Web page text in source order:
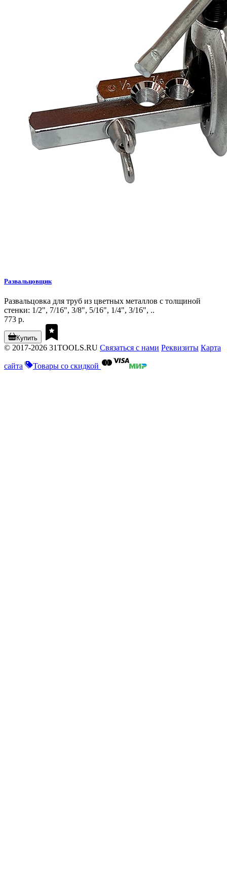
Развальцовщик
Развальцовка для труб из цветных металлов с толщиной
стенки: 1/2", 7/16", 3/8", 5/16", 1/4", 3/16", ..
773 р.
Купить
© 2017-2026 31TOOLS.RU Связаться с нами Реквизиты Карта
сайта Товары со скидкой